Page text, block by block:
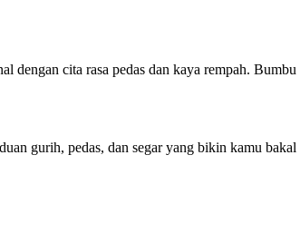
dengan cita rasa pedas dan kaya rempah.
gurih, pedas, dan segar yang bikin kamu